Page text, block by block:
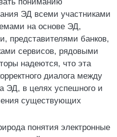
ЭД всеми участниками
на основе ЭД,
представителями банков,
сервисов, рядовыми
надеются, что эта
диалога между
ЭД, в целях успешного и
существующих
понятия электронные